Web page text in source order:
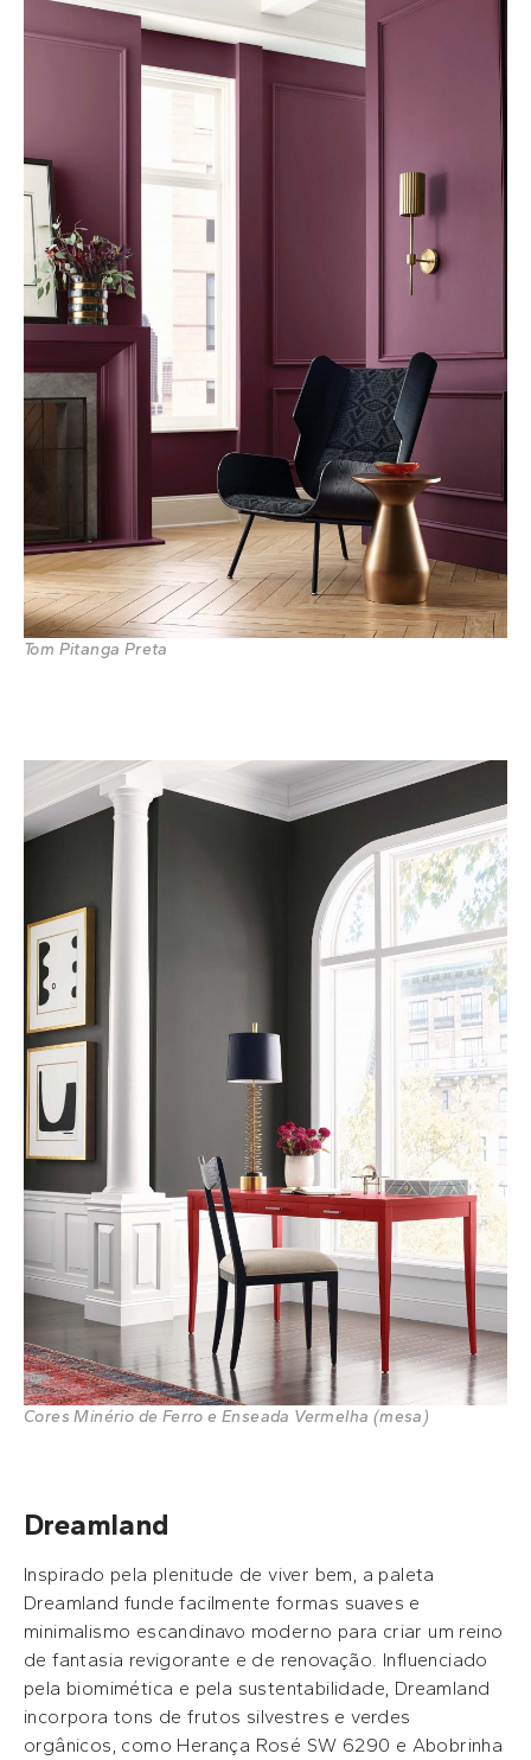
Tom Pitanga Preta
Cores Minério de Ferro e Enseada Vermelha (mesa)
Dreamland
Inspirado pela plenitude de viver bem, a paleta
Dreamland funde facilmente formas suaves e
minimalismo escandinavo moderno para criar um reino
de fantasia revigorante e de renovação. Influenciado
pela biomimética e pela sustentabilidade, Dreamland
incorpora tons de frutos silvestres e verdes
orgânicos, como Herança Rosé SW 6290 e Abobrinha